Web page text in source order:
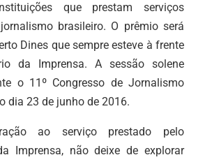
que prestam serviços
brasileiro. O prêmio será
Dines que sempre esteve à frente
da Imprensa. A sessão solene
o 11º Congresso de Jornalismo
dia 23 de junho de 2016.
ao serviço prestado pelo
Imprensa, não deixe de explorar